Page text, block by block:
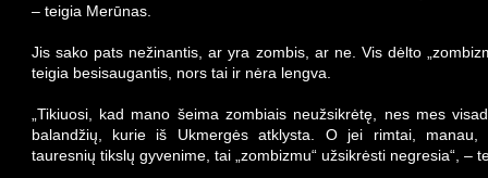
– teigia Merūnas.
Jis sako pats nežinantis, ar yra zombis, ar ne. Vis dėlto
teigia besisaugantis, nors tai ir nėra lengva.
„Tikiuosi, kad mano šeima zombiais neužsikrėtę, nes mes
balandžių, kurie iš Ukmergės atklysta. O jei rimtai,
tauresnių tikslų gyvenime, tai „zombizmu“ užsikrėsti negresia“, –